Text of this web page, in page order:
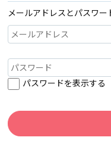
メールアドレスとパスワー
パスワードを表示する